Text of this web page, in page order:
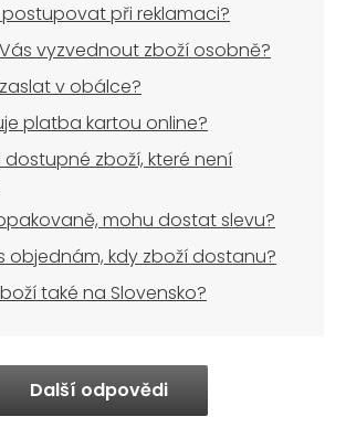
při reklamaci?
vyzvednout zboží osobně?
v obálce?
platba kartou online?
zboží, které není
mohu dostat slevu?
objednám, kdy zboží dostanu?
také na Slovensko?
Další odpovědi